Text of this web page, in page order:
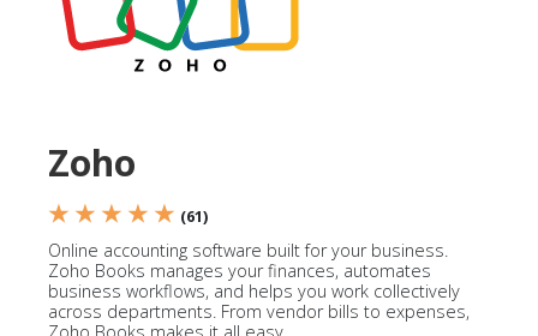
Zoho
★ ★ ★ ★ ★ (61)
Online accounting software built for your business.
Zoho Books manages your finances, automates
business workflows, and helps you work collectively
across departments. From vendor bills to expenses,